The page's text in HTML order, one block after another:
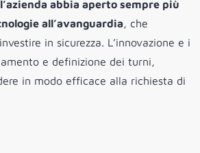
abbia aperto sempre più
all’avanguardia, che
in sicurezza. L’innovazione e i
e definizione dei turni,
in modo efficace alla richiesta di